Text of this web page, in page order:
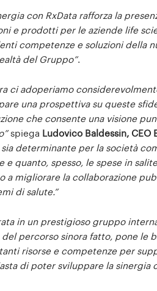
con RxData rafforza la
e prodotti per le aziende life
competenze e soluzioni della
del Gruppo”.
ci adoperiamo
una prospettiva su queste
che consente una visione
spiega Ludovico Baldessin, CEO
sia determinante per la società
e quanto, spesso, le spese in
a migliorare la collaborazione
di salute.”
in un prestigioso gruppo
del percorso sinora fatto, pone le
risorse e competenze per
di poter sviluppare la sinergia